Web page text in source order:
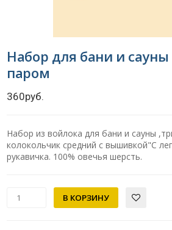
Набор для бани и
паром
360руб.
Набор из войлока для бани и сауны
колокольчик средний с вышивкой"С
рукавичка. 100% овечья шерсть.